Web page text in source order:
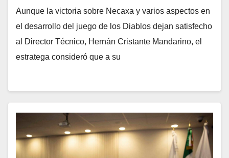
Aunque la victoria sobre Necaxa y varios aspectos en
el desarrollo del juego de los Diablos dejan satisfecho
al Director Técnico, Hernán Cristante Mandarino, el
estratega consideró que a su